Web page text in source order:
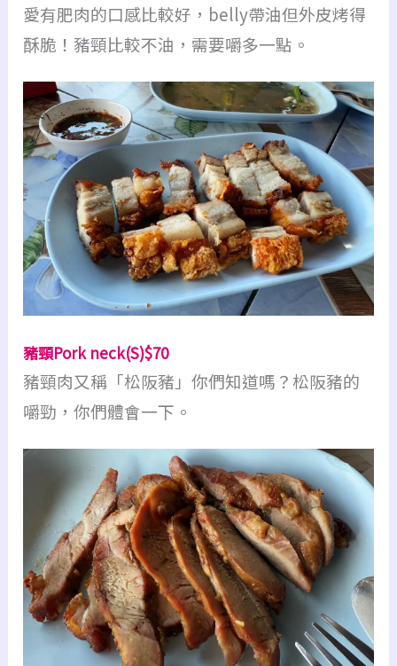
愛有肥肉的口感比較好，belly帶油但外皮烤得
酥脆！豬頸比較不油，需要嚼多一點。
豬頸Pork neck(S)$70
豬頸肉又稱「松阪豬」你們知道嗎？松阪豬的
嚼勁，你們體會一下。